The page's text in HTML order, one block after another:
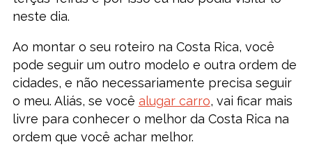
neste dia.
Ao montar o seu roteiro na Costa Rica, você
pode seguir um outro modelo e outra ordem de
cidades, e não necessariamente precisa seguir
o meu. Aliás, se você alugar carro, vai ficar mais
livre para conhecer o melhor da Costa Rica na
ordem que você achar melhor.